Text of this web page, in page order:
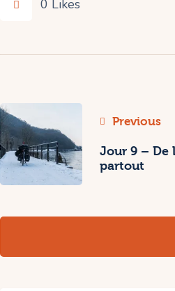
0 Likes
Navigation
de
l’article
Previous
Jour 9 – De
partout